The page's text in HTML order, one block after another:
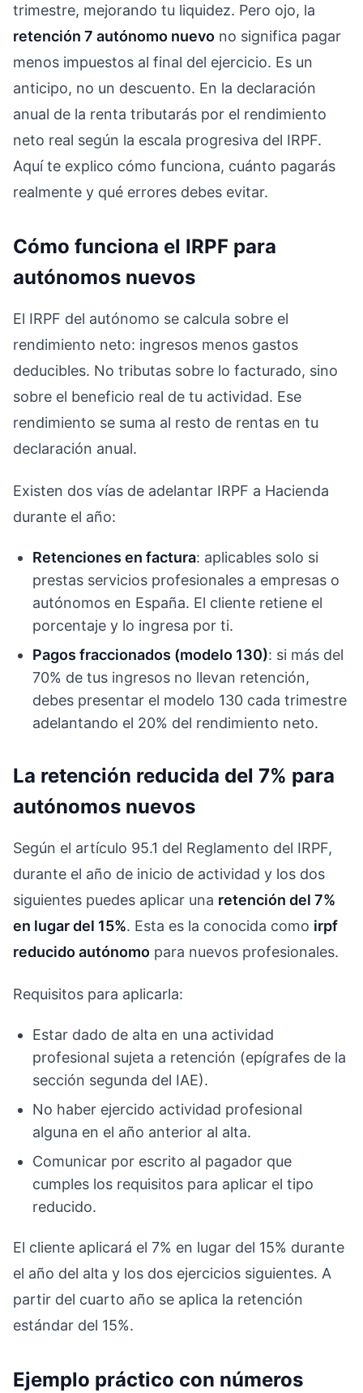
trimestre, mejorando tu liquidez. Pero ojo, la
retención 7 autónomo nuevo no significa pagar
menos impuestos al final del ejercicio. Es un
anticipo, no un descuento. En la declaración
anual de la renta tributarás por el rendimiento
neto real según la escala progresiva del IRPF.
Aquí te explico cómo funciona, cuánto pagarás
realmente y qué errores debes evitar.
Cómo funciona el IRPF para
autónomos nuevos
El IRPF del autónomo se calcula sobre el
rendimiento neto: ingresos menos gastos
deducibles. No tributas sobre lo facturado, sino
sobre el beneficio real de tu actividad. Ese
rendimiento se suma al resto de rentas en tu
declaración anual.
Existen dos vías de adelantar IRPF a Hacienda
durante el año:
Retenciones en factura: aplicables solo si
prestas servicios profesionales a empresas o
autónomos en España. El cliente retiene el
porcentaje y lo ingresa por ti.
Pagos fraccionados (modelo 130): si más del
70% de tus ingresos no llevan retención,
debes presentar el modelo 130 cada trimestre
adelantando el 20% del rendimiento neto.
La retención reducida del 7% para
autónomos nuevos
Según el artículo 95.1 del Reglamento del IRPF,
durante el año de inicio de actividad y los dos
siguientes puedes aplicar una retención del 7%
en lugar del 15%. Esta es la conocida como irpf
reducido autónomo para nuevos profesionales.
Requisitos para aplicarla:
Estar dado de alta en una actividad
profesional sujeta a retención (epígrafes de la
sección segunda del IAE).
No haber ejercido actividad profesional
alguna en el año anterior al alta.
Comunicar por escrito al pagador que
cumples los requisitos para aplicar el tipo
reducido.
El cliente aplicará el 7% en lugar del 15% durante
el año del alta y los dos ejercicios siguientes. A
partir del cuarto año se aplica la retención
estándar del 15%.
Ejemplo práctico con números